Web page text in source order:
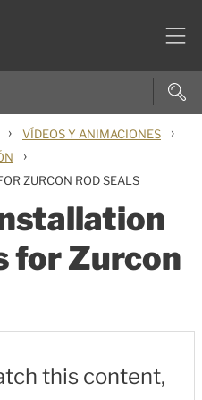
› VÍDEOS Y ANIMACIONES ›
›
ZURCON ROD SEALS
for Zurcon
this content,